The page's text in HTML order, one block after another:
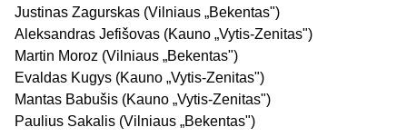
Justinas Zagurskas (Vilniaus „Bekentas")
Aleksandras Jefišovas (Kauno „Vytis-Zenitas")
Martin Moroz (Vilniaus „Bekentas")
Evaldas Kugys (Kauno „Vytis-Zenitas")
Mantas Babušis (Kauno „Vytis-Zenitas")
Paulius Sakalis (Vilniaus „Bekentas")